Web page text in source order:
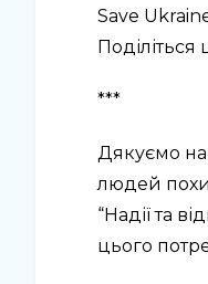
Save
***
Дякуємо
людей
“Надії та
цього